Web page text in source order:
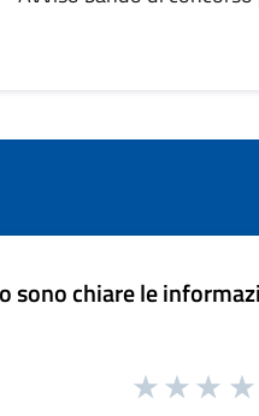
sono chiare le